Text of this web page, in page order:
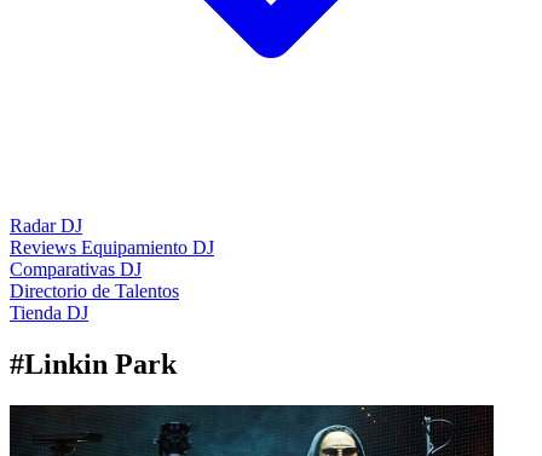
Radar DJ
Reviews Equipamiento DJ
Comparativas DJ
Directorio de Talentos
Tienda DJ
#Linkin Park